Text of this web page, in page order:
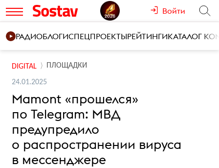
Войти
РАДИОБЛОГИСПЕЦПРОЕКТЫРЕЙТИНГИКАТАЛОГ
DIGITAL ПЛОЩАДКИ
24.01.2025
Mamont «прошелся»
по Telegram: МВД
предупредило
о распространении вируса
в мессенджере